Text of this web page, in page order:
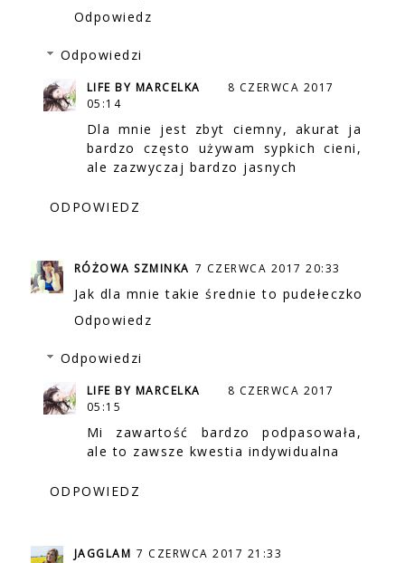
Odpowiedz
Odpowiedzi
LIFE BY MARCELKA
8 CZERWCA 2017
05:14
Dla mnie jest zbyt ciemny, akurat ja
bardzo często używam sypkich cieni,
ale zazwyczaj bardzo jasnych
ODPOWIEDZ
RÓŻOWA SZMINKA 7 CZERWCA 2017 20:33
Jak dla mnie takie średnie to pudełeczko
Odpowiedz
Odpowiedzi
LIFE BY MARCELKA
8 CZERWCA 2017
05:15
Mi zawartość bardzo podpasowała,
ale to zawsze kwestia indywidualna
ODPOWIEDZ
JAGGLAM 7 CZERWCA 2017 21:33